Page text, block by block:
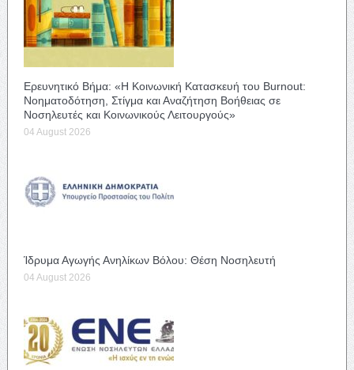
Ερευνητικό Βήμα: «Η Κοινωνική Κατασκευή του Burnout:
Νοηματοδότηση, Στίγμα και Αναζήτηση Βοήθειας σε
Νοσηλευτές και Κοινωνικούς Λειτουργούς»
04 August 2026
Ίδρυμα Αγωγής Ανηλίκων Βόλου: Θέση Νοσηλευτή
04 August 2026